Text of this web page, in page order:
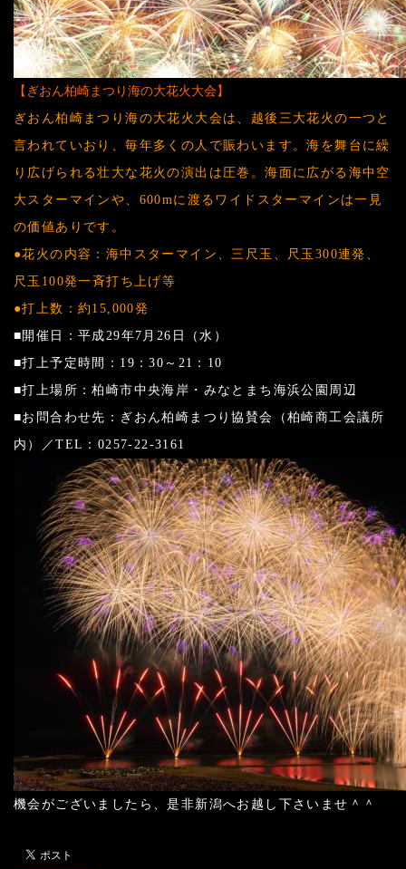
【ぎおん柏崎まつり海の大花火大会】
ぎおん柏崎まつり海の大花火大会は、越後三大花火の一つと
言われていおり、毎年多くの人で賑わいます。海を舞台に繰
り広げられる壮大な花火の演出は圧巻。海面に広がる海中空
大スターマインや、600mに渡るワイドスターマインは一見
の価値ありです。
●花火の内容：海中スターマイン、三尺玉、尺玉300連発、
尺玉100発一斉打ち上げ等
●打上数：約15,000発
■開催日：平成29年7月26日（水）
■打上予定時間：19：30～21：10
■打上場所：柏崎市中央海岸・みなとまち海浜公園周辺
■お問合わせ先：ぎおん柏崎まつり協賛会（柏崎商工会議所
内）／TEL：0257-22-3161
機会がございましたら、是非新潟へお越し下さいませ＾＾